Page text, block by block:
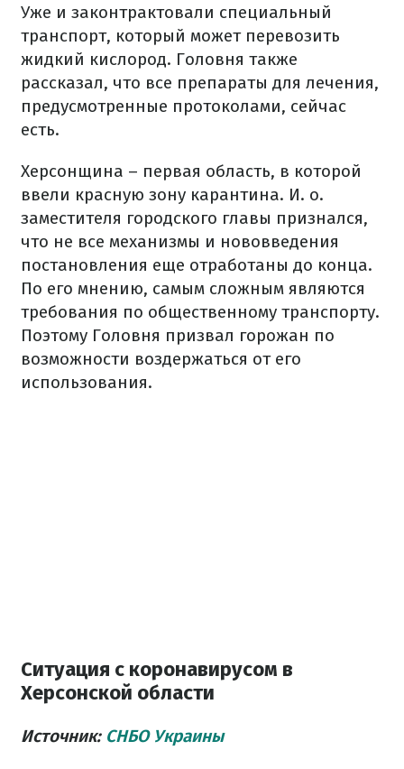
Уже и законтрактовали специальный
транспорт, который может перевозить
жидкий кислород. Головня также
рассказал, что все препараты для лечения,
предусмотренные протоколами, сейчас
есть.
Херсонщина – первая область, в которой
ввели красную зону карантина. И. о.
заместителя городского главы признался,
что не все механизмы и нововведения
постановления еще отработаны до конца.
По его мнению, самым сложным являются
требования по общественному транспорту.
Поэтому Головня призвал горожан по
возможности воздержаться от его
использования.
Ситуация с коронавирусом в
Херсонской области
Источник: СНБО Украины